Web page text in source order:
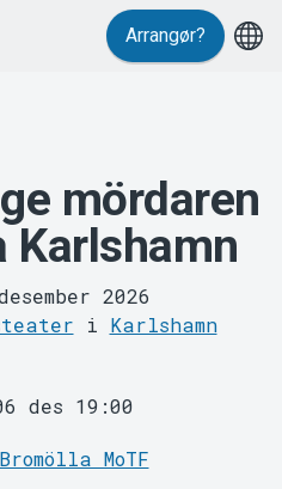
Arrangør?
mördaren
Karlshamn
2026
i Karlshamn
des 19:00
Bromölla MoTF